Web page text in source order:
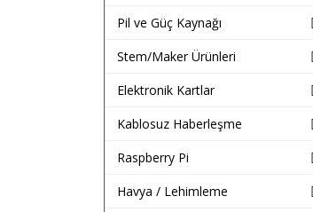
Pil ve Güç Kaynağı
Stem/Maker Ürünleri
Elektronik Kartlar
Kablosuz Haberleşme
Raspberry Pi
Havya / Lehimleme